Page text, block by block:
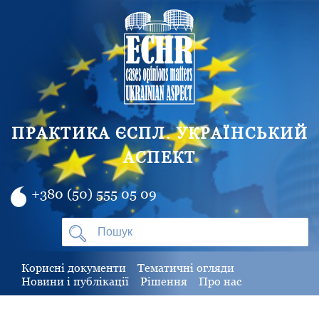
ПРАКТИКА ЄСПЛ. УКРАЇНСЬКИЙ
АСПЕКТ
+380 (50) 555 05 09
Корисні документи
Тематичні огляди
Новини і публікації
Рішення Про нас